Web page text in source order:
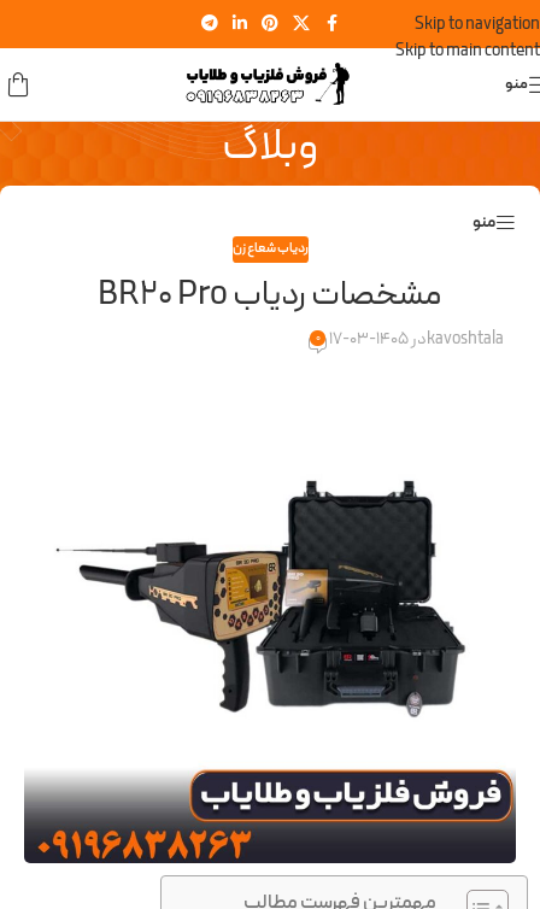
Skip to navigation
Skip to main content
منو
وبلاگ
منو
ردیاب شعاع زن
مشخصات ردیاب BR20 Pro
kavoshtalaدر 1405-03-17 0
مهمترین فهرست مطالب